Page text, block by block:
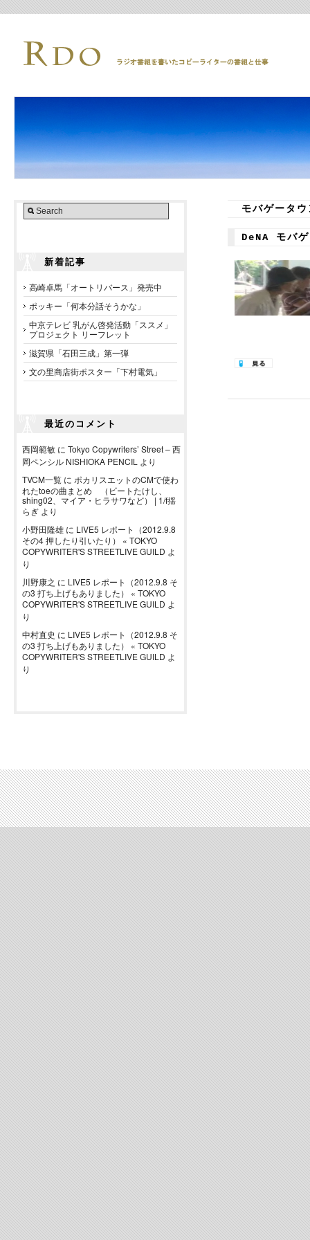
新着記事
高崎卓馬「オートリバース」発売中
ポッキー「何本分話そうかな」
中京テレビ 乳がん啓発活動「ススメ」
プロジェクト リーフレット
滋賀県「石田三成」第一弾
文の里商店街ポスター「下村電気」
最近のコメント
西岡範敏 に Tokyo Copywriters’ Street – 西
岡ペンシル NISHIOKA PENCIL より
TVCM一覧 に ポカリスエットのCMで使わ
れたtoeの曲まとめ （ビートたけし、
shing02、マイア・ヒラサワなど） | 1/f揺
らぎ より
小野田隆雄 に LIVE5 レポート（2012.9.8
その4 押したり引いたり） « TOKYO
COPYWRITER'S STREETLIVE GUILD よ
り
川野康之 に LIVE5 レポート（2012.9.8 そ
の3 打ち上げもありました） « TOKYO
COPYWRITER'S STREETLIVE GUILD よ
り
中村直史 に LIVE5 レポート（2012.9.8 そ
の3 打ち上げもありました） « TOKYO
COPYWRITER'S STREETLIVE GUILD よ
り
モバゲータウ
DeNA モバ